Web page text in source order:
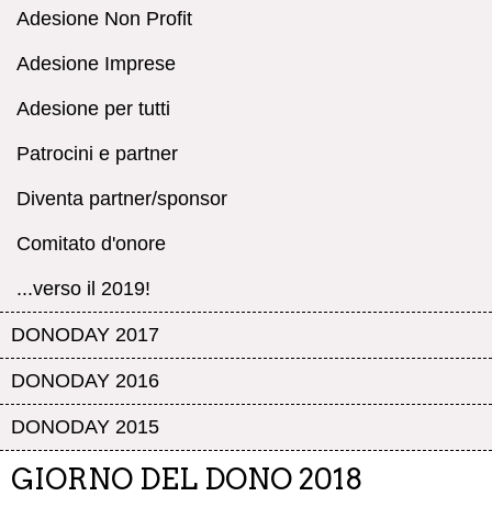
Adesione Non Profit
Adesione Imprese
Adesione per tutti
Patrocini e partner
Diventa partner/sponsor
Comitato d'onore
...verso il 2019!
DONODAY 2017
DONODAY 2016
DONODAY 2015
GIORNO DEL DONO 2018